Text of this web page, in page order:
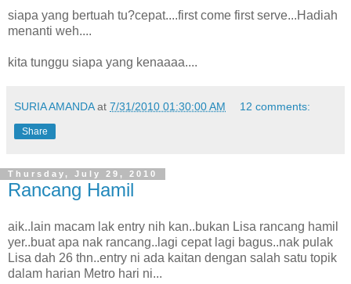
siapa yang bertuah tu?cepat....first come first serve...Hadiah
menanti weh....
kita tunggu siapa yang kenaaaa....
SURIA AMANDA at 7/31/2010 01:30:00 AM 12 comments:
Share
Thursday, July 29, 2010
Rancang Hamil
aik..lain macam lak entry nih kan..bukan Lisa rancang hamil
yer..buat apa nak rancang..lagi cepat lagi bagus..nak pulak
Lisa dah 26 thn..entry ni ada kaitan dengan salah satu topik
dalam harian Metro hari ni...